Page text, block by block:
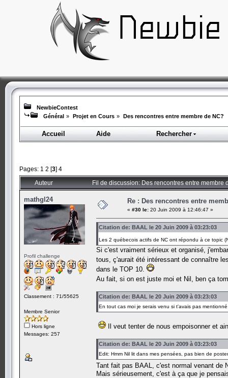
NewbieContest
Général » Projet en Cours » Des rencontres entre membre de NC?
Accueil Aide Rechercher
Pages: 1 2 [3] 4
Auteur Fil de discussion: Des rencontres entre membre
mathgl24
Profil challenge
Classement : 71/55625
Membre Senior
Hors ligne
Messages: 257
Re : Des rencontres entre
« #30 le: 20 Juin 2009 à 12:46:47 »
Citation de: BAAL le 20 Juin 2009 à 03:23:03
Les 2 québecois actifs de NC ont répondu à ce topic
Si c'est vraiment sérieux et organisé,
tous, ç'aurait été intéressant de connaître
dans le TOP 10.
Au fait, si on est juste moi et Nil, ben ça
Citation de: BAAL le 20 Juin 2009 à 03:23:03
En tout cas moi je serais venu si t'avais pas
Il veut tenter de nous empoisonner et
Citation de: BAAL le 20 Juin 2009 à 03:23:03
Edit: Hmm Nil lit dans mes pensées, pas bien de
Tant fait pas BAAL, c'est normal venant de
Mais sérieusement, c'est à ça que je